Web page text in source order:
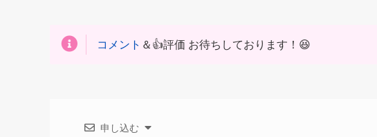
コメント ＆👍評価 お待ちしております！😆
申し込む